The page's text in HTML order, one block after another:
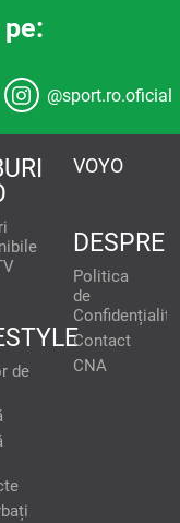
@sport.ro.oficial
de
VOYO
DESPRE
Politica
de
Contact
CNA